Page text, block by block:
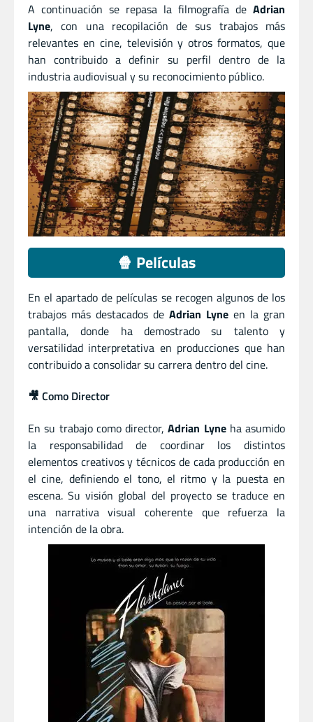
A continuación se repasa la filmografía de Adrian
Lyne, con una recopilación de sus trabajos más
relevantes en cine, televisión y otros formatos, que
han contribuido a definir su perfil dentro de la
industria audiovisual y su reconocimiento público.
🍿 Películas
En el apartado de películas se recogen algunos de los
trabajos más destacados de Adrian Lyne en la gran
pantalla, donde ha demostrado su talento y
versatilidad interpretativa en producciones que han
contribuido a consolidar su carrera dentro del cine.
🎥 Como Director
En su trabajo como director,Adrian Lyneha asumido
la responsabilidad de coordinar los distintos
elementos creativos y técnicos de cada producción en
el cine, definiendo el tono, el ritmo y la puesta en
escena. Su visión global del proyecto se traduce en
una narrativa visual coherente que refuerza la
intención de la obra.